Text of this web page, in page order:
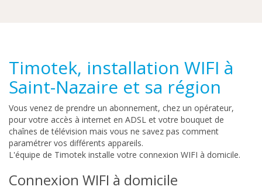
Timotek, installation WIFI à
Saint-Nazaire et sa région
Vous venez de prendre un abonnement, chez un opérateur,
pour votre accès à internet en ADSL et votre bouquet de
chaînes de télévision mais vous ne savez pas comment
paramétrer vos différents appareils.
L'équipe de Timotek installe votre connexion WIFI à domicile.
Connexion WIFI à domicile